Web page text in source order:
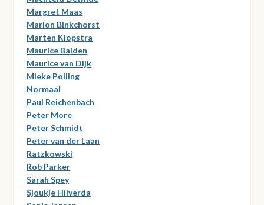
Margret Maas
Marion Binkchorst
Marten Klopstra
Maurice Balden
Maurice van Dijk
Mieke Polling
Normaal
Paul Reichenbach
Peter More
Peter Schmidt
Peter van der Laan
Ratzkowski
Rob Parker
Sarah Spey
Sjoukje Hilverda